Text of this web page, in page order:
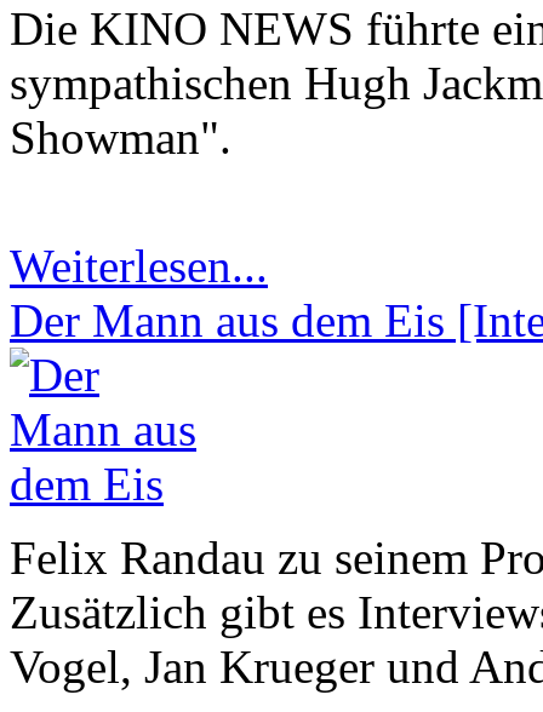
Die KINO NEWS führte
sympathischen Hugh
Showman".
Weiterlesen...
Der Mann aus dem Eis
Felix Randau zu seinem
Zusätzlich gibt es
Vogel, Jan Krueger und